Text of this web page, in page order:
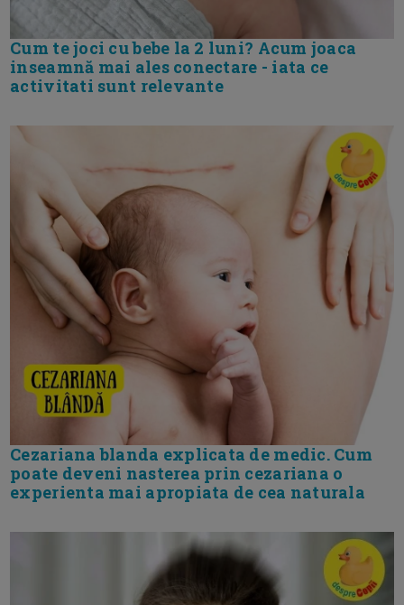
Cum te joci cu bebe la 2 luni? Acum joaca
inseamnă mai ales conectare - iata ce
activitati sunt relevante
Cezariana blanda explicata de medic. Cum
poate deveni nasterea prin cezariana o
experienta mai apropiata de cea naturala